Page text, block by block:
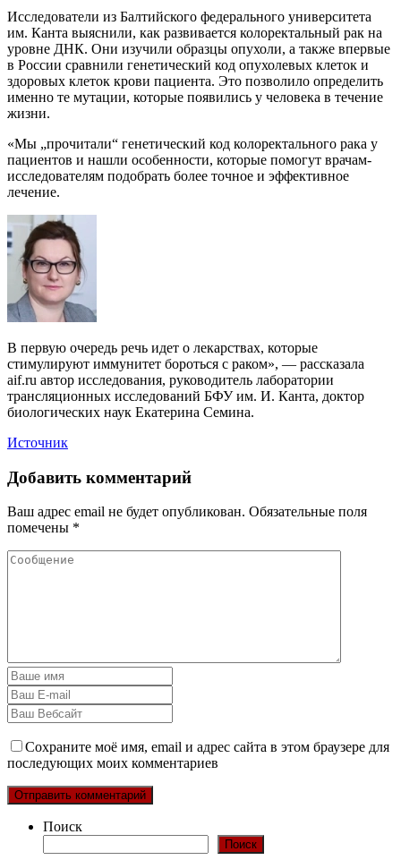
Исследователи из Балтийского федерального университета
им. Канта выяснили, как развивается колоректальный рак на
уровне ДНК. Они изучили образцы опухоли, а также впервые
в России сравнили генетический код опухолевых клеток и
здоровых клеток крови пациента. Это позволило определить
именно те мутации, которые появились у человека в течение
жизни.
«Мы „прочитали“ генетический код колоректального рака у
пациентов и нашли особенности, которые помогут врачам-
исследователям подобрать более точное и эффективное
лечение.
В первую очередь речь идет о лекарствах, которые
стимулируют иммунитет бороться с раком», — рассказала
aif.ru автор исследования, руководитель лаборатории
трансляционных исследований БФУ им. И. Канта, доктор
биологических наук Екатерина Семина.
Источник
Добавить комментарий
Ваш адрес email не будет опубликован. Обязательные поля
помечены *
Сохраните моё имя, email и адрес сайта в этом браузере для
последующих моих комментариев
Поиск
Поиск